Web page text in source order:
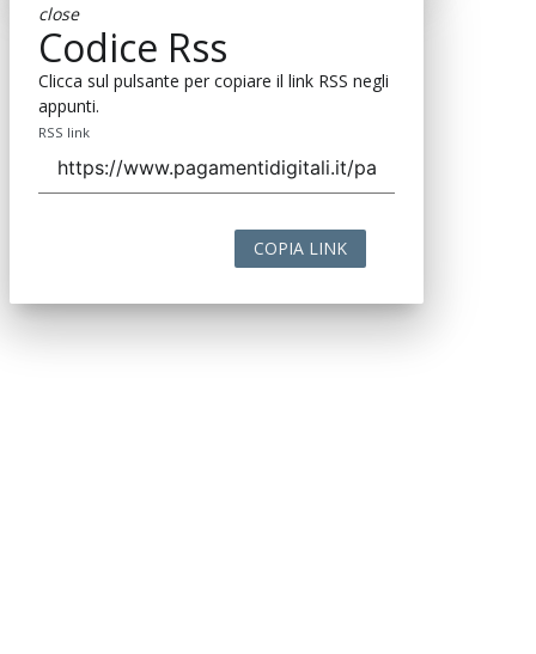
close
Codice Rss
Clicca sul pulsante per copiare il link RSS negli
appunti.
RSS link
COPIA LINK